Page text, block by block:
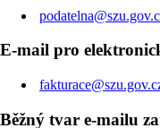
E-mail pro
Běžný tvar e-mailu